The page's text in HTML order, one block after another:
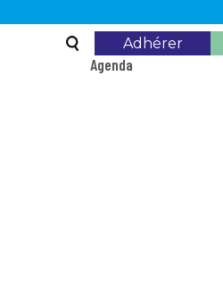
Agenda
Boutons
adhésion
Adhérer